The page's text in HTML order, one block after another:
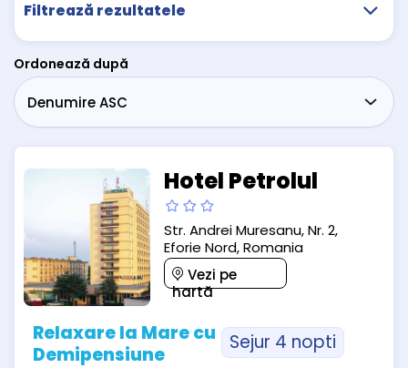
Filtrează rezultatele
Ordonează după
Hotel Petrolul
Str. Andrei Muresanu, Nr. 2,
Eforie Nord, Romania
Vezi pe
hartă
Relaxare la Mare cu
Demipensiune
Sejur 4 nopti